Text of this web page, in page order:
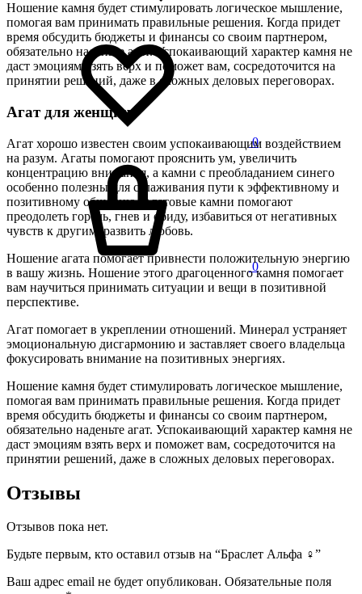
0
0
Ношение камня будет стимулировать логическое мышление,
помогая вам принимать правильные решения. Когда придет
время обсудить бюджеты и финансы со своим партнером,
обязательно наденьте агат. Успокаивающий характер камня не
даст эмоциям взять верх и поможет вам, сосредоточится на
принятии решений, даже в сложных деловых переговорах.
Агат для женщин
Агат хорошо известен своим успокаивающим воздействием
на разум. Агаты помогают прояснить ум, увеличить
концентрацию внимания, а камни с преобладанием синего
особенно полезны для сглаживания пути к эффективному и
позитивному общению. Агатовые камни помогают
преодолеть горечь, гнев и обиду, избавиться от негативных
чувств к другим, развить любовь.
Ношение агата помогает привнести положительную энергию
в вашу жизнь. Ношение этого драгоценного камня помогает
вам научиться принимать ситуации и вещи в позитивной
перспективе.
Агат помогает в укреплении отношений. Минерал устраняет
эмоциональную дисгармонию и заставляет своего владельца
фокусировать внимание на позитивных энергиях.
Ношение камня будет стимулировать логическое мышление,
помогая вам принимать правильные решения. Когда придет
время обсудить бюджеты и финансы со своим партнером,
обязательно наденьте агат. Успокаивающий характер камня не
даст эмоциям взять верх и поможет вам, сосредоточится на
принятии решений, даже в сложных деловых переговорах.
Отзывы
Отзывов пока нет.
Будьте первым, кто оставил отзыв на “Браслет Альфа ♀”
Ваш адрес email не будет опубликован. Обязательные поля